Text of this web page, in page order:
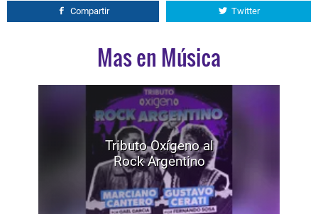
Compartir Twitter
Mas en Música
Tributo Oxígeno al
Rock Argentino